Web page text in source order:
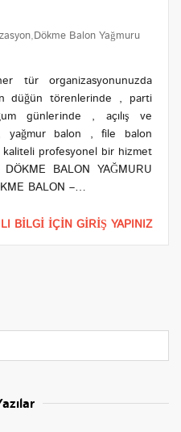
Dökme Balon Yağmuru
tür organizasyonunuzda
düğün törenlerinde , parti
günlerinde , açılış ve
yağmur balon , file balon
profesyonel bir hizmet
DÖKME BALON YAĞMURU
BALON –…
BİLGİ İÇİN GİRİŞ YAPINIZ